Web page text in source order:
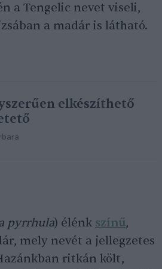
a Tengelic nevet viseli,
a madár is látható.
elkészíthető
pyrrhula) élénk színű,
mely nevét a jellegzetes
ritkán költ,